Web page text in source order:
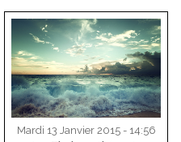
Mardi 13 Janvier 2015 - 14:56